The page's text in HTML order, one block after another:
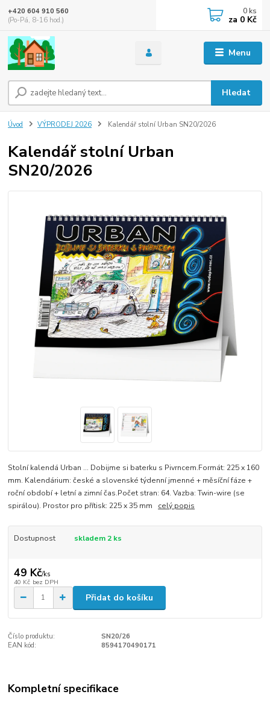
Menu
Hledat
+420 604 910 560
(Po-Pá, 8-16 hod.)
0 ks
za 0 Kč
Úvod VÝPRODEJ 2026 Kalendář stolní Urban SN20/2026
Kalendář stolní Urban
SN20/2026
Stolní kalendá Urban ... Dobijme si baterku s Pivrncem.Formát: 225 x 160
mm. Kalendárium: české a slovenské týdenní jmenné + měsíční fáze +
roční období + letní a zimní čas.Počet stran: 64. Vazba: Twin-wire (se
spirálou). Prostor pro přítisk: 225 x 35 mm celý popis
Dostupnost skladem 2 ks
49 Kč/ks
40 Kč bez DPH
Přidat do košíku
Číslo produktu:
SN20/26
EAN kód:
8594170490171
Kompletní specifikace